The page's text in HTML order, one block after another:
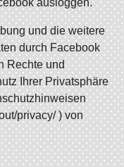
ausloggen.
und die weitere
durch Facebook
Rechte und
Ihrer Privatsphäre
privacy/ ) von